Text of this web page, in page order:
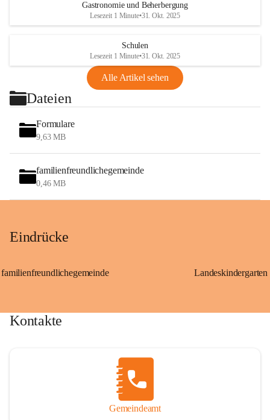
Gastronomie und Beherbergung
Lesezeit 1 Minute•31. Okt. 2025
Schulen
Lesezeit 1 Minute•31. Okt. 2025
Alle Artikel sehen
Dateien
Formulare
9,63 MB
familienfreundlichegemeinde
0,46 MB
Eindrücke
familienfreundlichegemeinde
Kontakte
Gemeindeamt